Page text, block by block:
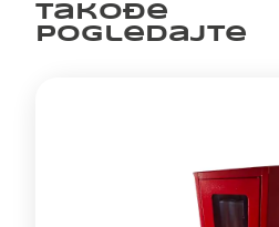
Takođe
pogledajte